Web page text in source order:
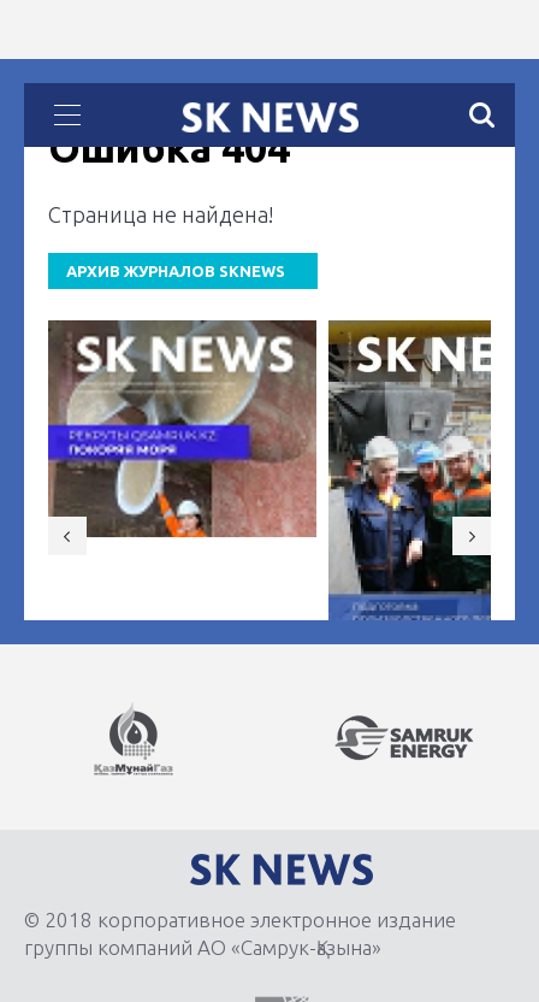
© 2018 корпоративное электронное издание
группы компаний АО «Самрук-Қазына»